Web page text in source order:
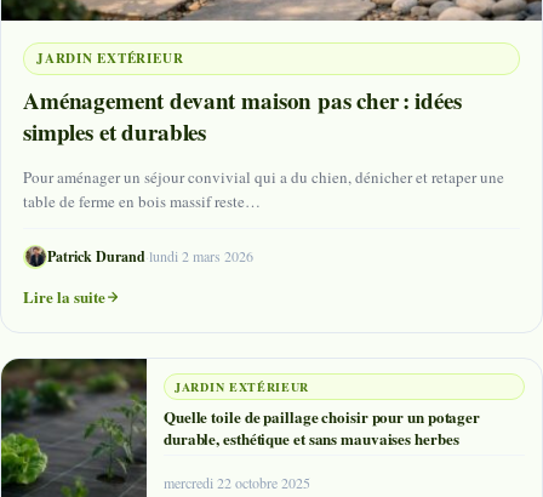
JARDIN EXTÉRIEUR
Aménagement devant maison pas cher : idées
simples et durables
Pour aménager un séjour convivial qui a du chien, dénicher et retaper une
table de ferme en bois massif reste…
Patrick Durand·lundi 2 mars 2026
Lire la suite
JARDIN EXTÉRIEUR
Quelle toile de paillage choisir pour un potager
durable, esthétique et sans mauvaises herbes
mercredi 22 octobre 2025